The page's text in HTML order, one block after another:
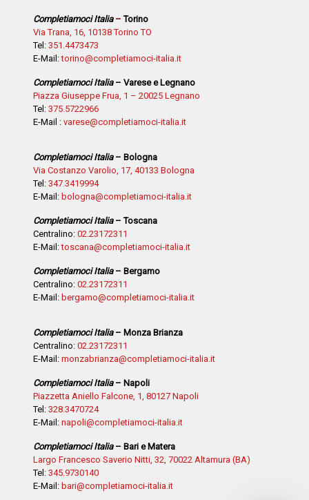
Completiamoci Italia – Torino
Via Trana, 16, 10138 Torino TO
Tel: 351.4473473
E-Mail:torino@completiamoci-italia.it
Completiamoci Italia– Varese e Legnano
Piazza Giuseppe Frua, 1 – 20025 Legnano
Tel: 375.5722966
E-Mail : varese@completiamoci-italia.it
Completiamoci Italia– Bologna
Via Costanzo Varolio, 17, 40133 Bologna
Tel: 347.3419994
E-Mail: bologna@completiamoci-italia.it
Completiamoci Italia– Toscana
Centralino: 02.23172311
E-Mail:toscana@completiamoci-italia.it
Completiamoci Italia– Bergamo
Centralino: 02.23172311
E-Mail: bergamo@completiamoci-italia.it
Completiamoci Italia– Monza Brianza
Centralino: 02.23172311
E-Mail: monzabrianza@completiamoci-italia.it
Completiamoci Italia– Napoli
Piazzetta Aniello Falcone, 1, 80127 Napoli
Tel: 328.3470724
E-Mail: napoli@completiamoci-italia.it
Completiamoci Italia– Bari e Matera
Largo Francesco Saverio Nitti, 32, 70022 Altamura (BA)
Tel: 345.9730140
E-Mail: bari@completiamoci-italia.it